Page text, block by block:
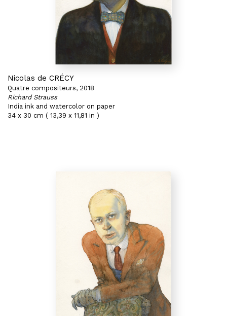
Nicolas de CRÉCY
Quatre compositeurs, 2018
Richard Strauss
India ink and watercolor on paper
34 x 30 cm ( 13,39 x 11,81 in )